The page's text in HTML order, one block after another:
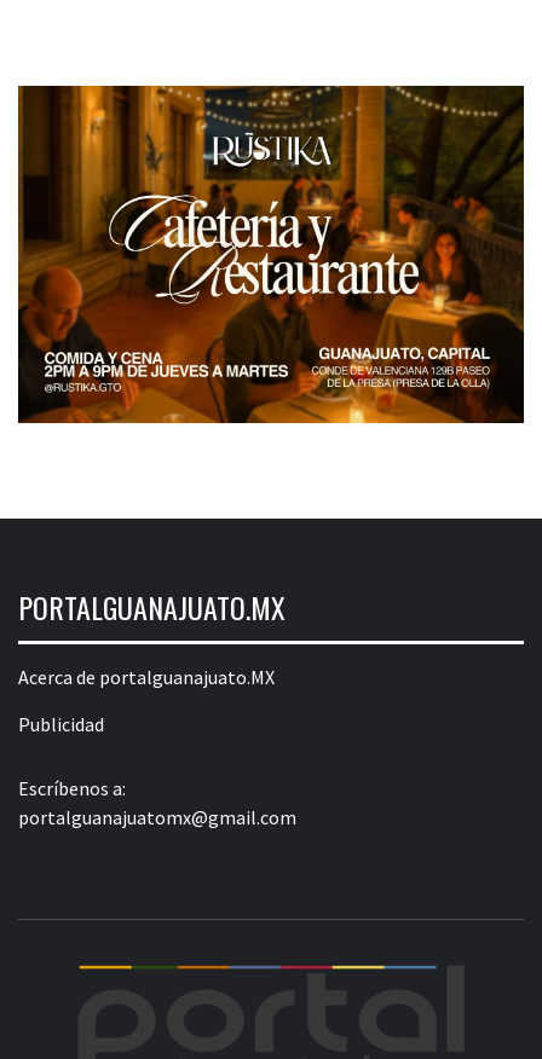
PORTALGUANAJUATO.MX
Acerca de portalguanajuato.MX
Publicidad
Escríbenos a:
portalguanajuatomx@gmail.com